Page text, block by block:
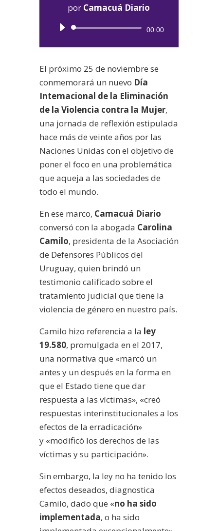
por Camacuá Diario
Reproductor
00:00
El próximo 25 de noviembre se
conmemorará un nuevo Día
Internacional de la Eliminación
de la Violencia contra la Mujer,
una jornada de reflexión estipulada
hace más de veinte años por las
Naciones Unidas con el objetivo de
poner el foco en una problemática
que aqueja a las sociedades de
todo el mundo.
En ese marco, Camacuá Diario
conversó con la abogada Carolina
Camilo, presidenta de la Asociación
de Defensores Públicos del
Uruguay, quien brindó un
testimonio calificado sobre el
tratamiento judicial que tiene la
violencia de género en nuestro país.
Camilo hizo referencia a la ley
19.580, promulgada en el 2017,
una normativa que «marcó un
antes y un después en la forma en
que el Estado tiene que dar
respuesta a las víctimas», «creó
respuestas interinstitucionales a los
efectos de la erradicación»
y «modificó los derechos de las
víctimas y su participación».
Sin embargo, la ley no ha tenido los
efectos deseados, diagnostica
Camilo, dado que «no ha sido
implementada, o ha sido